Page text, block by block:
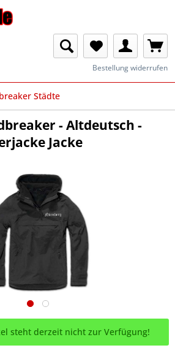
Bestellung widerrufen
Städte
- Altdeutsch -
Jacke
steht derzeit nicht zur Verfügung!